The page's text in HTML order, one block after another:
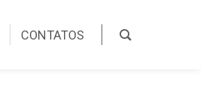
CONTATOS